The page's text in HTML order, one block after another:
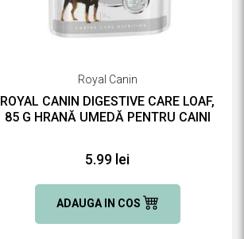
Royal Canin
ROYAL CANIN DIGESTIVE CARE LOAF,
85 G HRANĂ UMEDĂ PENTRU CAINI
5.99 lei
ADAUGA IN COS